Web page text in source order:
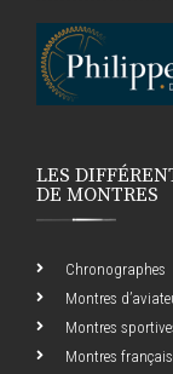
LES
DE MONTRES
Chronographes
Montres
Montres
Montres